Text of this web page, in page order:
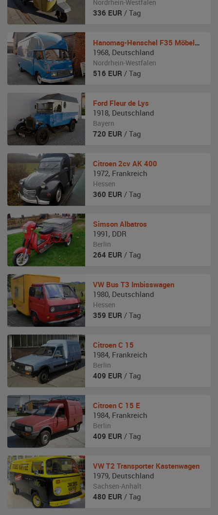
Nordrhein-Westfalen
336 EUR / Tag
Hanomag-Henschel F35 Möbelwagen
1968, Deutschland
Nordrhein-Westfalen
516 EUR / Tag
Ford Fleur de Lys
1918, Deutschland
Bayern
720 EUR / Tag
Citroen 2cv AK 400
1972, Frankreich
Hessen
360 EUR / Tag
Simson Albatros
1991 , DDR
Berlin
264 EUR / Tag
VW Bus T3 Imbisswagen
1980, Deutschland
Hessen
359 EUR / Tag
Citroen C 15
1984, Frankreich
Berlin
409 EUR / Tag
Citroen C 15 E
1984, Frankreich
Berlin
409 EUR / Tag
VW T2 Transporter Kastenwagen
1979, Deutschland
Sachsen-Anhalt
480 EUR / Tag